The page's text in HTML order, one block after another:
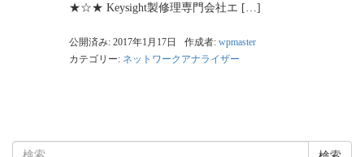
★☆★ Keysight製修理専門会社エ […]
公開済み: 2017年1月17日 作成者: wpmaster
カテゴリー: ネットワークアナライザー